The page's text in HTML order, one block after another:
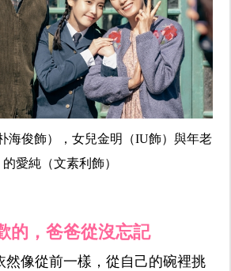
海俊飾），女兒金明（IU飾）與年老
的愛純（文素利飾）
的，爸爸從沒忘記
然像從前一樣，從自己的碗裡挑